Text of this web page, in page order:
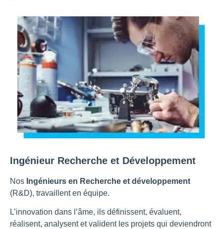
Ingénieur Recherche et Développement
Nos Ingénieurs en Recherche et développement
(R&D), travaillent en équipe.
L’innovation dans l’âme, ils définissent, évaluent,
réalisent, analysent et valident les projets qui deviendront